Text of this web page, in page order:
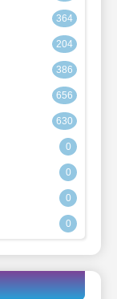
364
204
386
656
630
0
0
0
0